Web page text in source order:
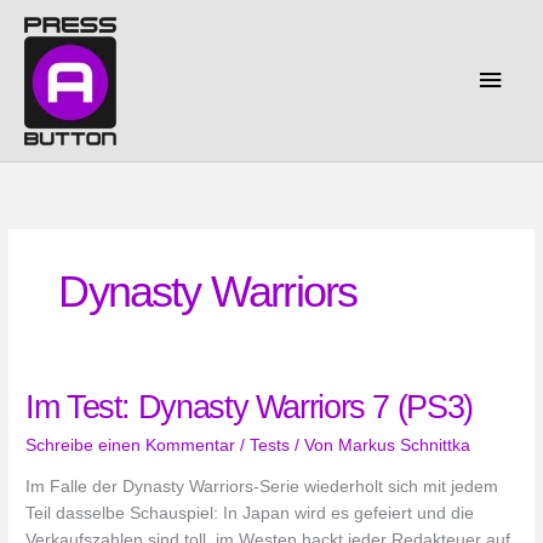
Inhalt
springen
Dynasty Warriors
Im Test: Dynasty Warriors 7 (PS3)
Schreibe einen Kommentar /Tests / Von Markus Schnittka
Im Falle der Dynasty Warriors-Serie wiederholt sich mit jedem
Teil dasselbe Schauspiel: In Japan wird es gefeiert und die